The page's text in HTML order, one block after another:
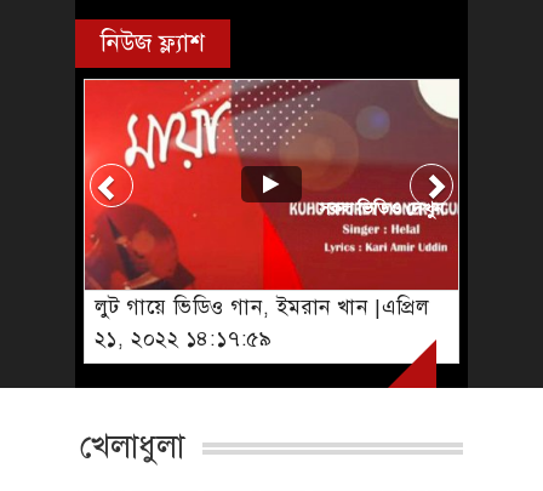
২১, ২০২২ ১৪:১৭:৫৯
খেলাধুলা
এলিট আম্পায়ার সৈকত চুক্তিতে নেই কেন,
ব্যাখ্যা দিল বিসিবি
খেলাধুলা
টানা পঞ্চমবারের মতো সাফের সভাপতি কাজী
খেলাধুলা